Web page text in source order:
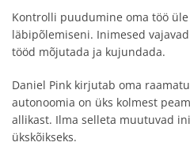
Kontrolli puudumine oma töö
läbipõlemiseni. Inimesed
tööd mõjutada ja kujundada.
Daniel Pink kirjutab oma
autonoomia on üks kolmest
allikast. Ilma selleta muutuvad
ükskõikseks.